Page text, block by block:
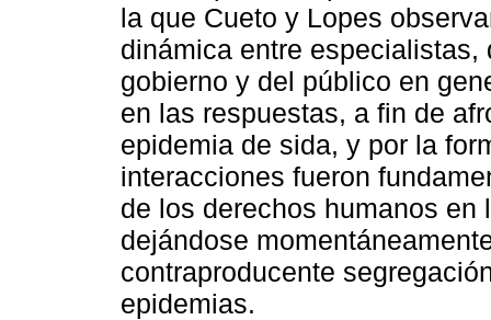
la que Cueto y Lopes
dinámica entre
gobierno y del público en
en las respuestas, a fin de
epidemia de sida, y por la
interacciones fueron
de los derechos humanos
dejándose
contraproducente
epidemias.